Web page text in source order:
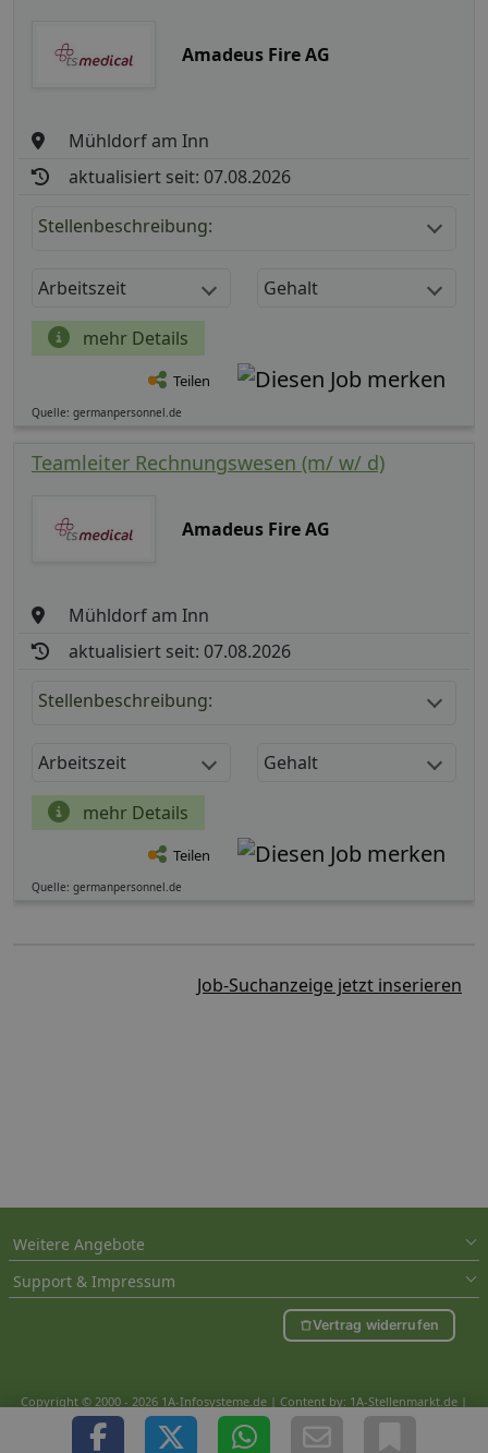
Amadeus Fire AG
Mühldorf am Inn
aktualisiert seit: 07.08.2026
Stellenbeschreibung:
Arbeitszeit Gehalt
mehr Details
Teilen
Quelle: germanpersonnel.de
Teamleiter Rechnungswesen (m/ w/ d)
Amadeus Fire AG
Mühldorf am Inn
aktualisiert seit: 07.08.2026
Stellenbeschreibung:
Arbeitszeit Gehalt
mehr Details
Teilen
Quelle: germanpersonnel.de
Job-Suchanzeige jetzt inserieren
Weitere Angebote
Support & Impressum
Vertrag widerrufen
Copyright © 2000 - 2026 1A-Infosysteme.de | Content by: 1A-Stellenmarkt.de |
07.08.2026| CFo: nur_Artikel|SEO_anpassung ( 9.767)